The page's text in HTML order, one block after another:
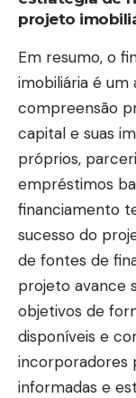
projeto
Em resumo, o
imobiliária é
compreensão
capital e suas
próprios,
empréstimos
financiamento
sucesso do
de fontes de
projeto avance
objetivos de
disponíveis e
incorporadores
informadas e